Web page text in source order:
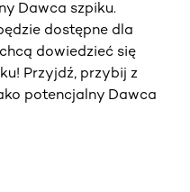
Dawca szpiku.
dostępne dla
dowiedzieć się
Przyjdź, przybij z
potencjalny Dawca